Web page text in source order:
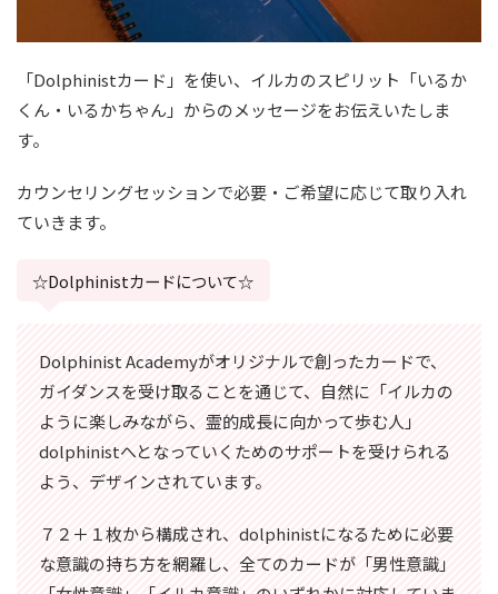
「Dolphinistカード」を使い、イルカのスピリット「いるか
くん・いるかちゃん」からのメッセージをお伝えいたしま
す。
カウンセリングセッションで必要・ご希望に応じて取り入れ
ていきます。
☆Dolphinistカードについて☆
Dolphinist Academyがオリジナルで創ったカードで、
ガイダンスを受け取ることを通じて、自然に「イルカの
ように楽しみながら、霊的成長に向かって歩む人」
dolphinistへとなっていくためのサポートを受けられる
よう、デザインされています。
７２＋１枚から構成され、dolphinistになるために必要
な意識の持ち方を網羅し、全てのカードが「男性意識」